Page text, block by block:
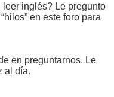
inglés? Le pregunto
en este foro para
en preguntarnos. Le
al día.